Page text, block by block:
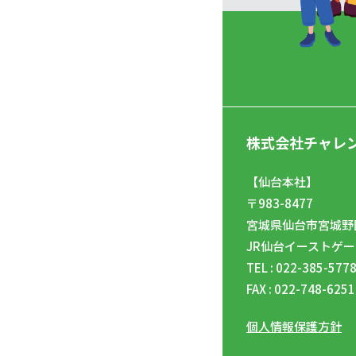
株式会社チャレ
【仙台本社】
〒983-8477
宮城県仙台市宮城
JR仙台イーストゲ
TEL : 022-385-5778
FAX : 022-748-6251
個人情報保護方針